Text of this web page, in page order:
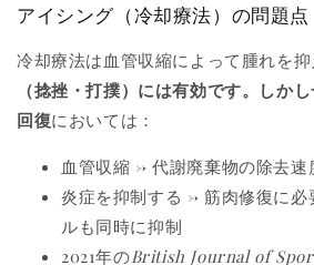
アイシング（冷却療法）の問題点
冷却療法は血管収縮によって腫れを
（捻挫・打撲） には有効です。しかし
回復においては：
血管収縮 → 代謝廃棄物の除去速
炎症を抑制する → 筋肉修復に必
ルも同時に抑制
2021年のBritish Journal of